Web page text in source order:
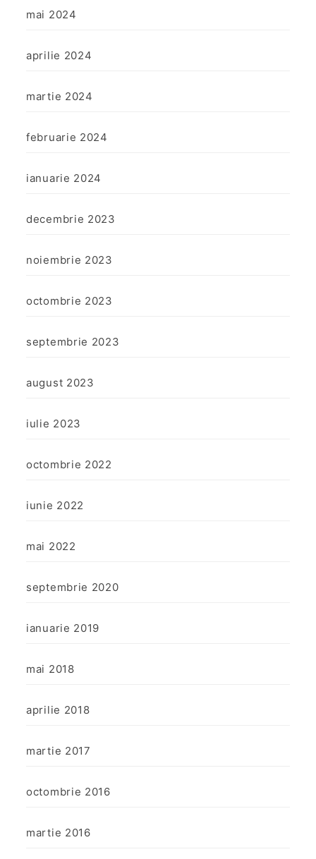
mai 2024
aprilie 2024
martie 2024
februarie 2024
ianuarie 2024
decembrie 2023
noiembrie 2023
octombrie 2023
septembrie 2023
august 2023
iulie 2023
octombrie 2022
iunie 2022
mai 2022
septembrie 2020
ianuarie 2019
mai 2018
aprilie 2018
martie 2017
octombrie 2016
martie 2016